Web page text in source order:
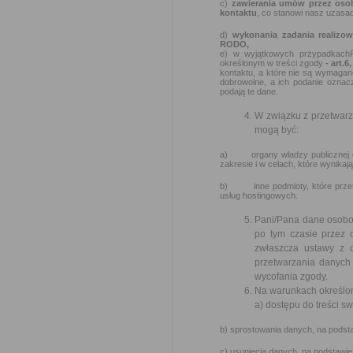
c) zawierania umów przez
kontaktu , co stanowi nasz
d) wykonania zadania
RODO,
e) w wyjątkowych
określonym w treści zgody -
kontaktu, a które nie są
dobrowolne, a ich podanie
podają te dane.
W związku z
mogą być:
a) organy władzy publicznej
zakresie i w celach, które
b) inne podmioty, które
usług hostingowych.
Pani/Pana dane
po tym czasie przez
zwłaszcza ustawy
przetwarzania
wycofania zgody.
Na warunkach
a) dostępu do treści
b) sprostowania danych, na